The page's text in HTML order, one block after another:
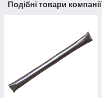
Подібні товари компанії